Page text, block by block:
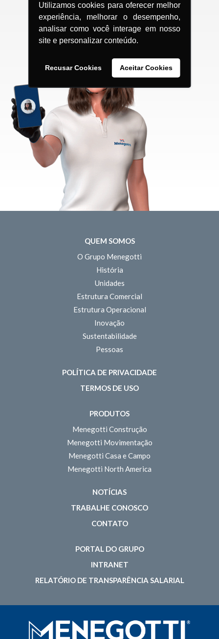
Utilizamos cookies para oferecer melhor
experiência, melhorar o desempenho,
analisar como você interage em nosso
site e personalizar conteúdo.
Recusar Cookies Aceitar Cookies
QUEM SOMOS
O Grupo Menegotti
História
Unidades
Estrutura Comercial
Estrutura Operacional
Inovação
Sustentabilidade
Pessoas
POLÍTICA DE PRIVACIDADE
TERMOS DE USO
PRODUTOS
Menegotti Construção
Menegotti Movimentação
Menegotti Casa e Campo
Menegotti North America
NOTÍCIAS
TRABALHE CONOSCO
CONTATO
PORTAL DO GRUPO
INTRANET
RELATÓRIO DE TRANSPARÊNCIA SALARIAL